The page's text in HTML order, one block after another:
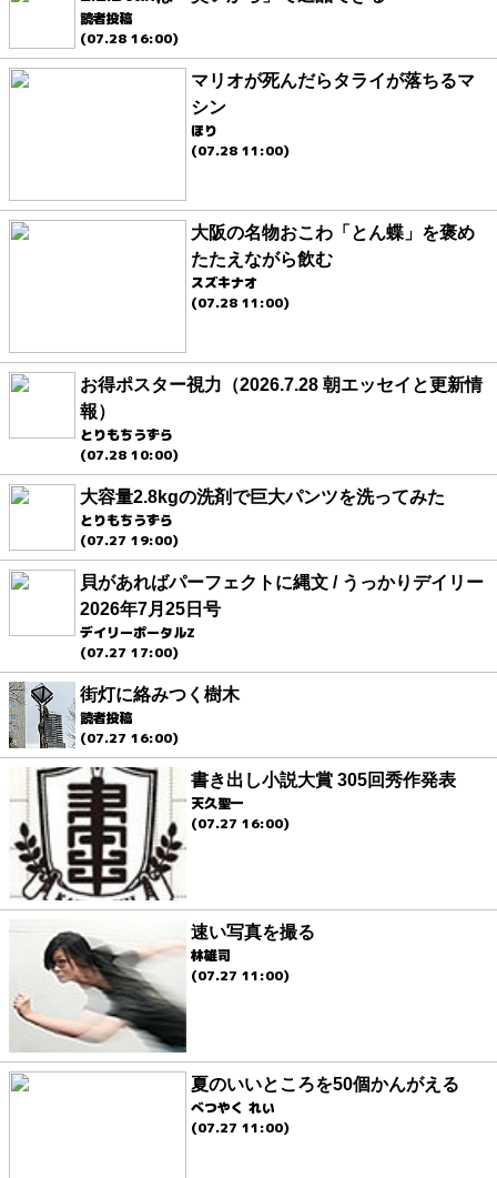
読者投稿
(07.28 16:00)
マリオが死んだらタライが落ちるマ
シン
ほり
(07.28 11:00)
大阪の名物おこわ「とん蝶」を褒め
たたえながら飲む
スズキナオ
(07.28 11:00)
お得ポスター視力（2026.7.28 朝エッセイと更新情
報）
とりもちうずら
(07.28 10:00)
大容量2.8kgの洗剤で巨大パンツを洗ってみた
とりもちうずら
(07.27 19:00)
貝があればパーフェクトに縄文 / うっかりデイリー
2026年7月25日号
デイリーポータルZ
(07.27 17:00)
街灯に絡みつく樹木
読者投稿
(07.27 16:00)
書き出し小説大賞 305回秀作発表
天久聖一
(07.27 16:00)
速い写真を撮る
林雄司
(07.27 11:00)
夏のいいところを50個かんがえる
べつやく れい
(07.27 11:00)